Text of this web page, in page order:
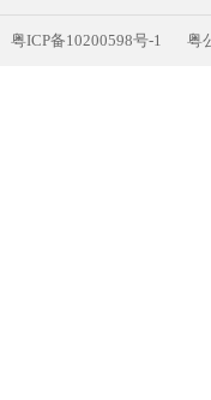
粤ICP备10200598号-1 粤